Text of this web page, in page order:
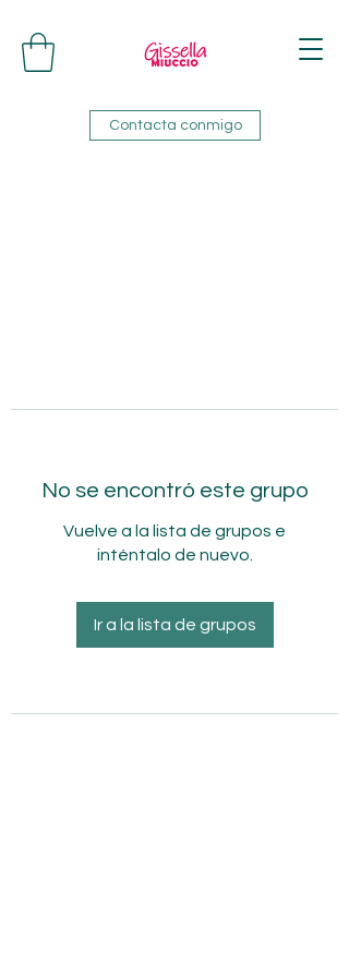
Contacta conmigo
No se encontró este grupo
Vuelve a la lista de grupos e
inténtalo de nuevo.
Ir a la lista de grupos